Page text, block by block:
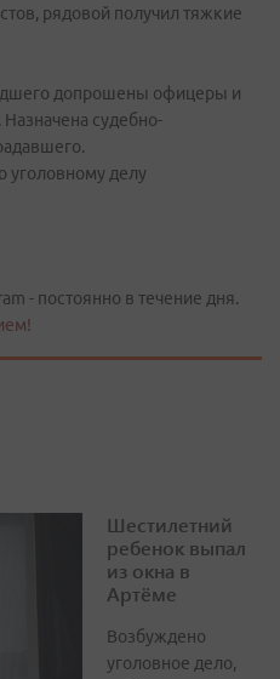
рядовой получил тяжкие
допрошены офицеры и
Назначена судебно-
уголовному делу
- постоянно в течение дня.
Шестилетний
ребенок выпал
из окна в
Артёме
Возбуждено
уголовное дело,